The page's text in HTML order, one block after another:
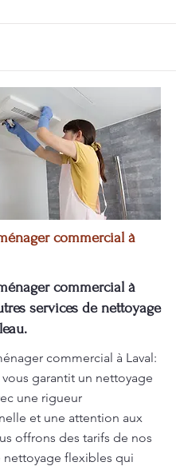
commercial à
commercial à
services de nettoyage
commercial à Laval:
garantit un nettoyage
une rigueur
et une attention aux
offrons des tarifs de nos
nettoyage flexibles qui